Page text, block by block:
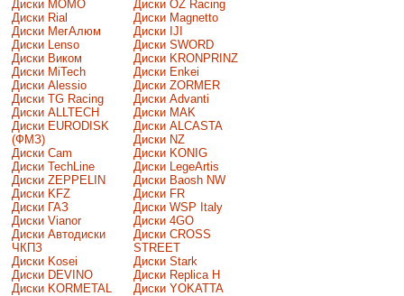
Диски MOMO
Диски Rial
Диски МегАлюм
Диски Lenso
Диски Виком
Диски MiTech
Диски Alessio
Диски TG Racing
Диски ALLTECH
Диски EURODISK
(ФМЗ)
Диски Cam
Диски TechLine
Диски ZEPPELIN
Диски KFZ
Диски ГАЗ
Диски Vianor
Диски Автодиски
ЧКПЗ
Диски Kosei
Диски DEVINO
Диски KORMETAL
Диски OZ Racing
Диски Magnetto
Диски IJI
Диски SWORD
Диски KRONPRINZ
Диски Enkei
Диски ZORMER
Диски Advanti
Диски MAK
Диски ALCASTA
Диски NZ
Диски KONIG
Диски LegeArtis
Диски Baosh NW
Диски FR
Диски WSP Italy
Диски 4GO
Диски CROSS
STREET
Диски Stark
Диски Replica H
Диски YOKATTA